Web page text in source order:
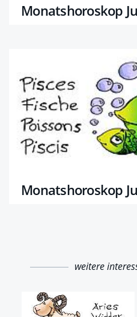
Monatshoroskop
Monatshoroskop
weitere